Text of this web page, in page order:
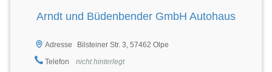
Arndt und Büdenbender GmbH Autohaus
Adresse
Bilsteiner Str. 3, 57462 Olpe
Telefon
nicht hinterlegt